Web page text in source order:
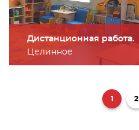
Дистанционная работа.
Целинное
1 2